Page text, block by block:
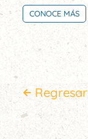
CONOCE MÁS
Regresar